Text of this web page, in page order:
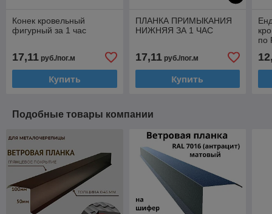
Конек кровельный
фигурный за 1 час
17,11 руб./пог.м
Купить
ПЛАНКА ПРИМЫКАНИЯ
НИЖНЯЯ ЗА 1 ЧАС
17,11руб./пог.м
Купить
по
Подобные товары компании